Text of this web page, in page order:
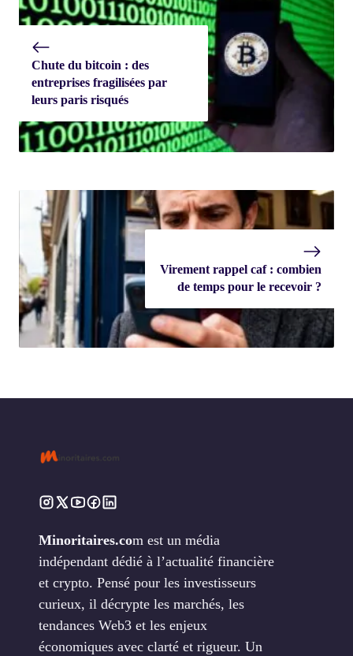
Chute du bitcoin : des
entreprises fragilisées par
leurs paris risqués
Virement rappel caf : combien
de temps pour le recevoir ?
Minoritaires.com est un média
indépendant dédié à l’actualité financière
et crypto. Pensé pour les investisseurs
curieux, il décrypte les marchés, les
tendances Web3 et les enjeux
économiques avec clarté et rigueur. Un